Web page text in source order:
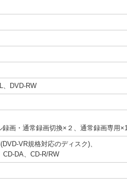
、DVD-RW
画・通常録画切換×２、通常録画専用×1
VR規格対応のディスク)、
CD-DA、CD-R/RW